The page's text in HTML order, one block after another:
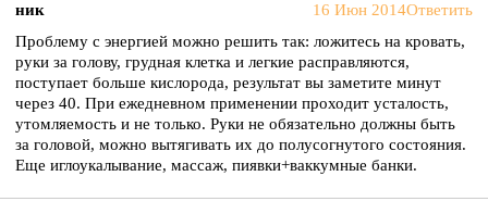
ник 16 Июн 2014Ответить
Проблему с энергией можно решить так: ложитесь на кровать,
руки за голову, грудная клетка и легкие расправляются,
поступает больше кислорода, результат вы заметите минут
через 40. При ежедневном применении проходит усталость,
утомляемость и не только. Руки не обязательно должны быть
за головой, можно вытягивать их до полусогнутого состояния.
Еще иглоукалывание, массаж, пиявки+ваккумные банки.